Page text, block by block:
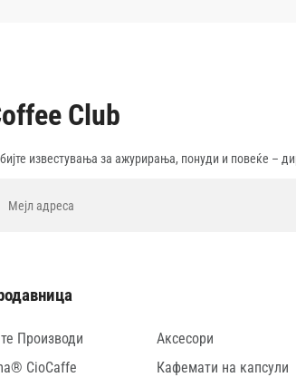
Club
известувања за ажурирања, понуди и повеќе –
Производи
Аксесори
CioCaffe
Кафемати на капсули